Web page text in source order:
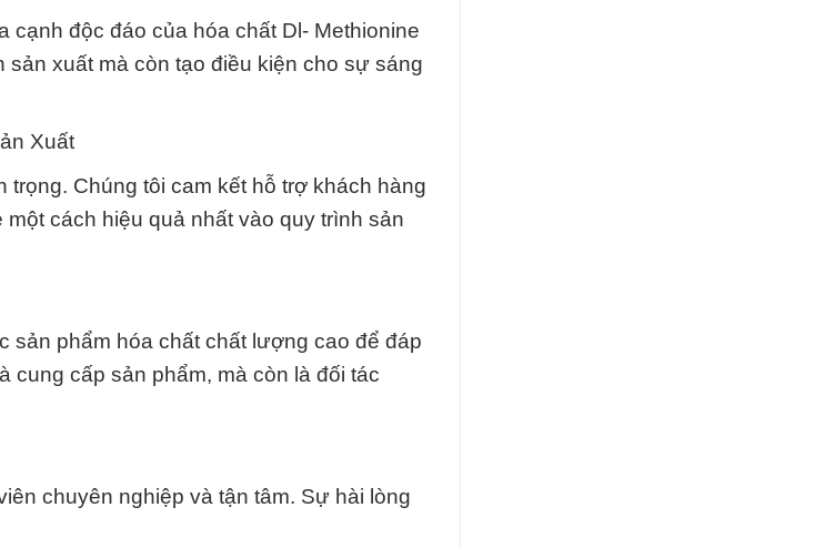
độc đáo của hóa chất Dl- Methionine
sản xuất mà còn tạo điều kiện cho sự sáng
Xuất
Chúng tôi cam kết hỗ trợ khách hàng
cách hiệu quả nhất vào quy trình sản
sản phẩm hóa chất chất lượng cao để đáp
cung cấp sản phẩm, mà còn là đối tác
chuyên nghiệp và tận tâm. Sự hài lòng